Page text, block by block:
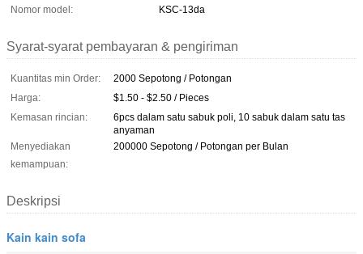
Nomor model:
KSC-13da
Syarat-syarat pembayaran & pengiriman
Kuantitas min Order:
2000 Sepotong / Potongan
Harga:
$1.50 - $2.50 / Pieces
Kemasan rincian:
6pcs dalam satu sabuk poli, 10 sabuk dalam satu tas
anyaman
Menyediakan
kemampuan:
200000 Sepotong / Potongan per Bulan
Deskripsi
Kain kain sofa